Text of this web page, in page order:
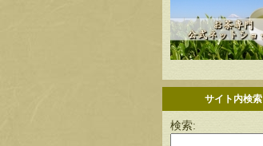
サイト内検索
検索: